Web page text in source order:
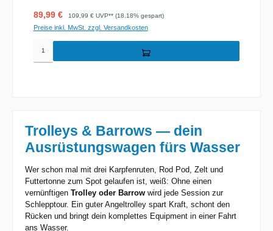
Verkaufspreis:
89,99 € Regulärer Preis:
109,99 € UVP** (18.18% gespart)
Preise inkl. MwSt. zzgl. Versandkosten
Trolleys & Barrows — dein
Ausrüstungswagen fürs Wasser
Wer schon mal mit drei Karpfenruten, Rod Pod, Zelt und
Futtertonne zum Spot gelaufen ist, weiß: Ohne einen
vernünftigen Trolley oder Barrow wird jede Session zur
Schlepptour. Ein guter Angeltrolley spart Kraft, schont den
Rücken und bringt dein komplettes Equipment in einer Fahrt
ans Wasser.